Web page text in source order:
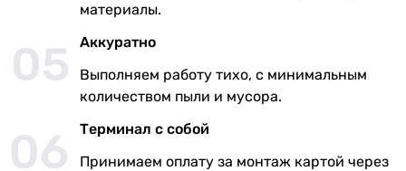
материалы.
Аккуратно
Выполняем работу тихо, с минимальным
количеством пыли и мусора.
Терминал с собой
Принимаем оплату за монтаж картой через